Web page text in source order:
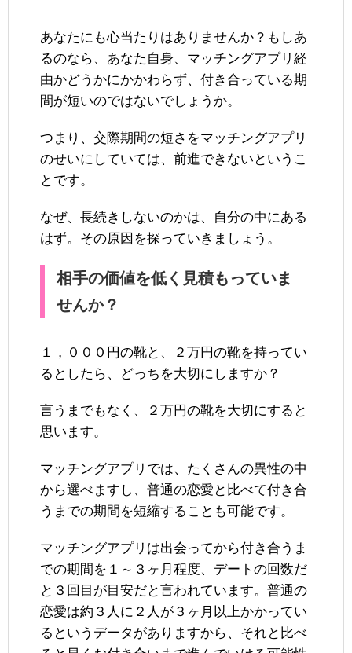
あなたにも心当たりはありませんか？もしあ
るのなら、あなた自身、マッチングアプリ経
由かどうかにかかわらず、付き合っている期
間が短いのではないでしょうか。
つまり、交際期間の短さをマッチングアプリ
のせいにしていては、前進できないというこ
とです。
なぜ、長続きしないのかは、自分の中にある
はず。その原因を探っていきましょう。
相手の価値を低く見積もっていま
せんか？
１，０００円の靴と、２万円の靴を持ってい
るとしたら、どっちを大切にしますか？
言うまでもなく、２万円の靴を大切にすると
思います。
マッチングアプリでは、たくさんの異性の中
から選べますし、普通の恋愛と比べて付き合
うまでの期間を短縮することも可能です。
マッチングアプリは出会ってから付き合うま
での期間を１～３ヶ月程度、デートの回数だ
と３回目が目安だと言われています。普通の
恋愛は約３人に２人が３ヶ月以上かかってい
るというデータがありますから、それと比べ